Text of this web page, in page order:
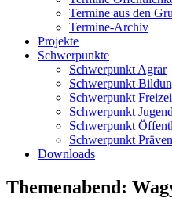
Termine aus den
Termine-Archiv
Projekte
Schwerpunkte
Schwerpunkt Agrar
Schwerpunkt
Schwerpunkt
Schwerpunkt
Schwerpunkt
Schwerpunkt
Downloads
Themenabend: